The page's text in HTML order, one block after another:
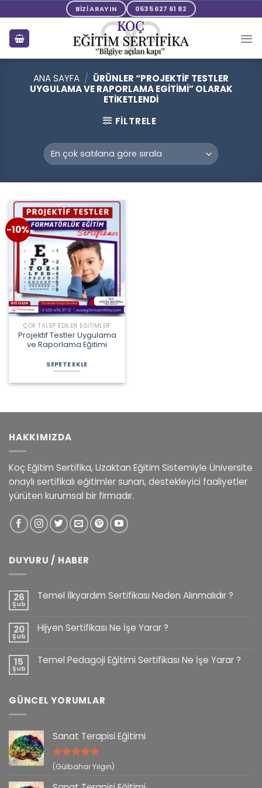
to
content
BİZİ ARAYIN 0535 627 61 82
ANA SAYFA / ÜRÜNLER “PROJEKTIF TESTLER
UYGULAMA VE RAPORLAMA EGITIMI” OLARAK
ETIKETLENDI
FILTRELE
-10%
ÇOK TALEP EDILEN EĞITIMLER
Projektif Testler Uygulama
ve Raporlama Eğitimi
fiyat:
2.000,00 ₺.
andaki
fiyat:
1.800,00 ₺.
SEPETE EKLE
HAKKIMIZDA
Koç Eğitim Sertifika, Uzaktan Eğitim Sistemiyle Üniversite
onaylı sertifikalı eğitimler sunan, destekleyici faaliyetler
yürüten kurumsal bir firmadır.
DUYURU / HABER
26
Şub
Temel İlkyardım Sertifikası Neden Alınmalıdır ?
20
Şub
Hijyen Sertifikası Ne İşe Yarar ?
15
Şub
Temel Pedagoji Eğitimi Sertifikası Ne İşe Yarar ?
GÜNCEL YORUMLAR
Sanat Terapisi Eğitimi
5 üzerinden
(Gülbahar Yılgın)